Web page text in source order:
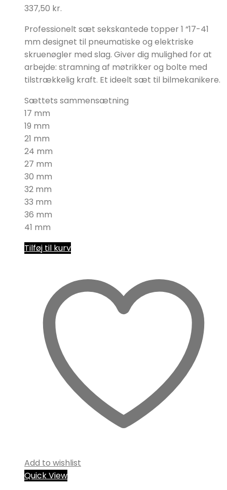
337,50 kr.
Professionelt sæt sekskantede topper 1 “17-41
mm designet til pneumatiske og elektriske
skruenøgler med slag. Giver dig mulighed for at
arbejde: stramning af møtrikker og bolte med
tilstrækkelig kraft. Et ideelt sæt til bilmekanikere.
Sættets sammensætning
17 mm
19 mm
21 mm
24 mm
27 mm
30 mm
32 mm
33 mm
36 mm
41 mm
Tilføj til kurv
Add to wishlist
Quick View